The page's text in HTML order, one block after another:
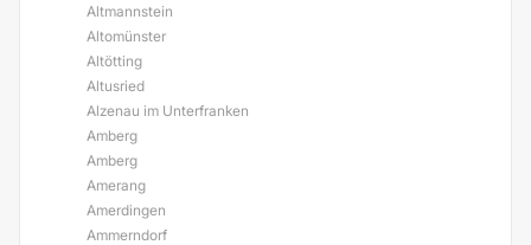
Altmannstein
Altomünster
Altötting
Altusried
Alzenau im Unterfranken
Amberg
Amberg
Amerang
Amerdingen
Ammerndorf